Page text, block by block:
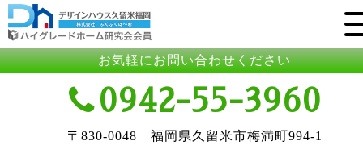
お気軽にお問い合わせください
0942-55-3960
〒830-0048 福岡県久留米市梅満町994-1